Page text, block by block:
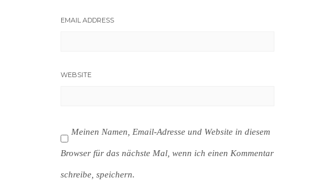
EMAIL ADDRESS
WEBSITE
Meinen Namen, Email-Adresse und Website in diesem
Browser für das nächste Mal, wenn ich einen Kommentar
schreibe, speichern.